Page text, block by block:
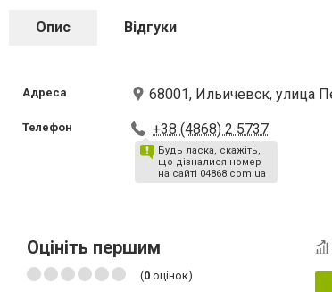
Опис Відгуки
Адреса 68001, Ильичевск, улица
Телефон +38 (4868) 2 5737
Будь ласка, скажіть,
що дізналися номер
на сайті 04868.com.ua
Оцініть першим
(0 оцінок)